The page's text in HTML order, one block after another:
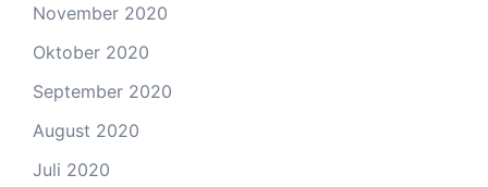
November 2020
Oktober 2020
September 2020
August 2020
Juli 2020